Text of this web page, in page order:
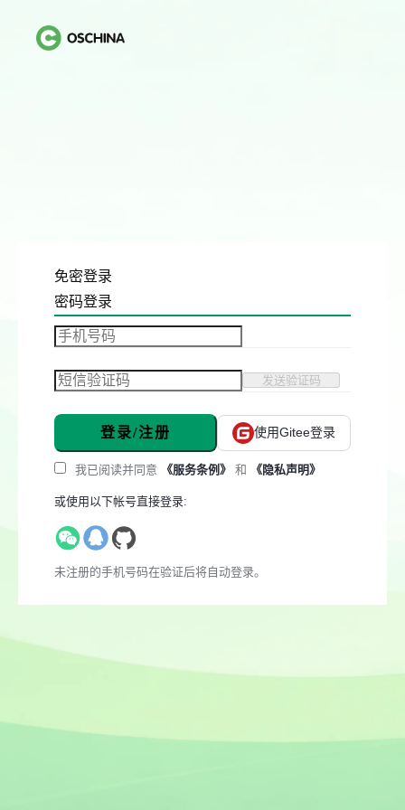
免密登录
密码登录
发送验证码
登录/注册 使用Gitee登录
我已阅读并同意 《服务条例》 和 《隐私声明》
或使用以下帐号直接登录:
未注册的手机号码在验证后将自动登录。